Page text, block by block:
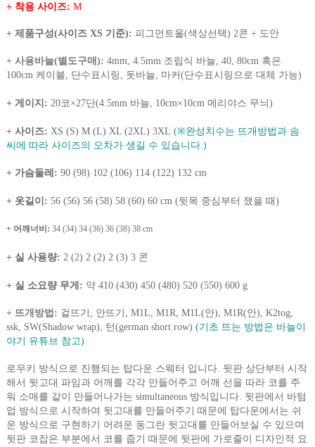
+ 착용 사이즈: M
+ 제품구성(사이즈 XS 기준): 피그먼트울(색상선택) 2콘 + 도안
+ 사용바늘(별도구매): 4mm, 4.5mm 조립식 바늘, 40, 80cm 혹은
100cm 케이블, 단수표시링, 돗바늘, 마커(단수표시링으로 대체 가능)
+ 게이지: 20코×27단(4.5mm 바늘, 10cm×10cm 메리야스 무늬)
+ 사이즈: XS (S) M (L) XL (2XL) 3XL (※완성치수는 뜨개방법과 솜
씨에 따라 사이즈의 오차가 생길 수 있습니다.)
+ 가슴둘레: 90 (98) 102 (106) 114 (122) 132 cm
+ 옷길이: 56 (56) 56 (58) 58 (60) 60 cm (뒷목 중심부터 쟀을 때)
+ 어깨너비: 34 (34) 34 (36) 36 (38) 38 cm
+ 실 사용량: 2 (2) 2 (2) 2 (3) 3 콘
+ 실 소요량 무게: 약 410 (430) 450 (480) 520 (550) 600 g
+ 뜨개방법: 겉뜨기, 안뜨기, M1L, M1R, M1L(안), M1R(안), K2tog,
ssk, SW(Shadow wrap), 턴(german short row) (기초 뜨는 방법은 바늘이
야기 유튜브 참고)
로우키 방식으로 진행되는 탑다운 스웨터 입니다. 뒷판 상단부터 시작
해서 뒷고대 파임과 어깨를 각각 만들어주고 어깨 선을 따라 코를 주
워 소매를 같이 만들어나가는 simultaneous 방식입니다. 뒷판에서 바텀
업 방식으로 시작하여 뒷고대를 만들어주기 때문에 탑다운에서는 쉬
운 방식으로 구현하기 어려운 동그란 뒷고대를 만들어보실 수 있으며
뒷판 코잡은 부분에서 코를 줍기 때문에 뒷판에 가로줄이 디자인적 요